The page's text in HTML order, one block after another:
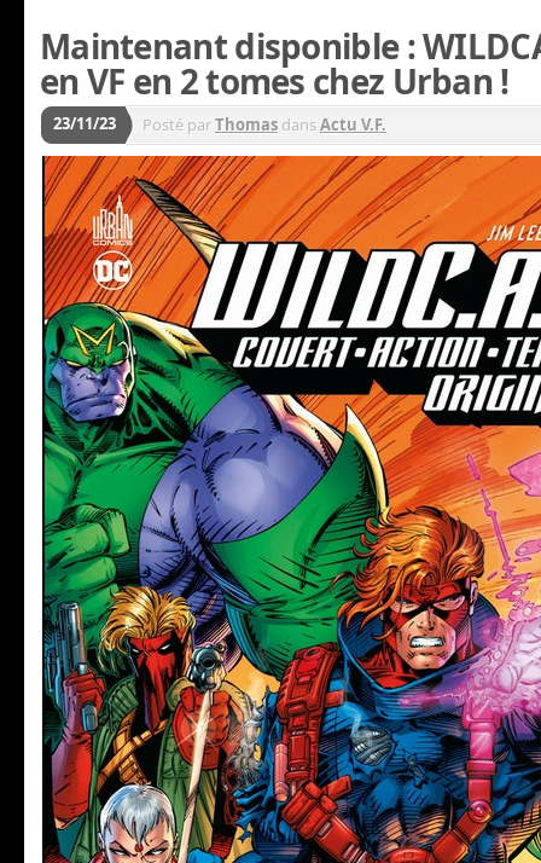
Maintenant disponible :
en VF en 2 tomes chez Urban !
23/11/23 Posté parThomas dansActu V.F.